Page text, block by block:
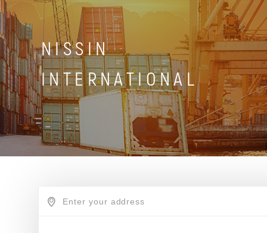
NISSIN
INTERNATIONAL